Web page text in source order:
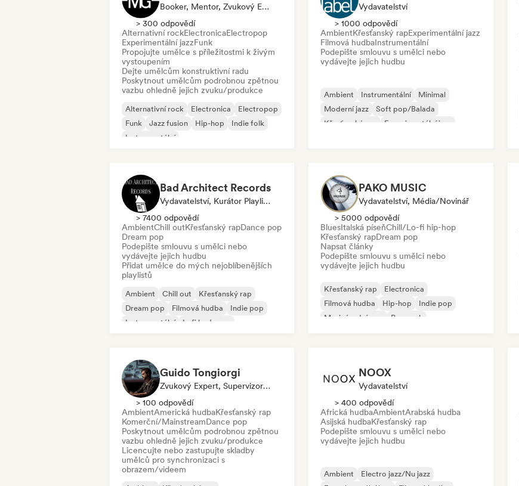
Booker, Mentor, Zvukový Expert
> 300 odpovědí
Alternativní rockElectronicaElectropop
Experimentální jazzFunk
Propojujte umělce s příležitostmi k živým
vystoupením
Dejte umělcům konstruktivní radu
Poskytnout umělcům podrobnou zpětnou
vazbu ohledně jejich zvuku/produkce
Alternativní rock Electronica
Electropop
Funk
Jazz fusion Hip-hop
Indie folk
Instrumentální
Vydavatelství
> 1000 odpovědí
AmbientKřesťanský rapExperimentální jazz
Filmová hudbaInstrumentální
Podepište smlouvu s umělci nebo
vydávejte jejich hudbu
Ambient Instrumentální
Minimal
Moderní jazz
Soft pop/Balada
Křesťanský rap
Experimentální jazz
Bad Architect Records
Vydavatelství, Kurátor Playlistu
> 7400 odpovědí
AmbientChill outKřesťanský rapDance pop
Dream pop
Podepište smlouvu s umělci nebo
vydávejte jejich hudbu
Přidat umělce do mých nejoblíbenějších
playlistů
Ambient Chill out
Křesťanský rap
Dream pop
Filmová hudba
Indie pop
Instrumentální
Lofi bedroom
PAKO MUSIC
Vydavatelství, Média/novinář
> 5000 odpovědí
BluesItalská píseňChill/Lo-fi hip-hop
Křesťanský rapDream pop
Napsat články
Podepište smlouvu s umělci nebo
vydávejte jejich hudbu
Křesťanský rap
Electronica
Filmová hudba
Hip-hop
Indie pop
Mezinárodní pop
Pop rock
Guido Tongiorgi
Zvukový Expert, Supervizor Synchronizace
> 100 odpovědí
AmbientAmerická hudbaKřesťanský rap
Komerční/MainstreamDance pop
Poskytnout umělcům podrobnou zpětnou
vazbu ohledně jejich zvuku/produkce
Licencujte nebo zastupujte skladby
umělců pro synchronizaci s
obrazem/videem
NOOX
Vydavatelství
> 400 odpovědí
Africká hudbaAmbientArabská hudba
Asijská hudbaKřesťanský rap
Podepište smlouvu s umělci nebo
vydávejte jejich hudbu
Ambient
Electro jazz/Nu jazz